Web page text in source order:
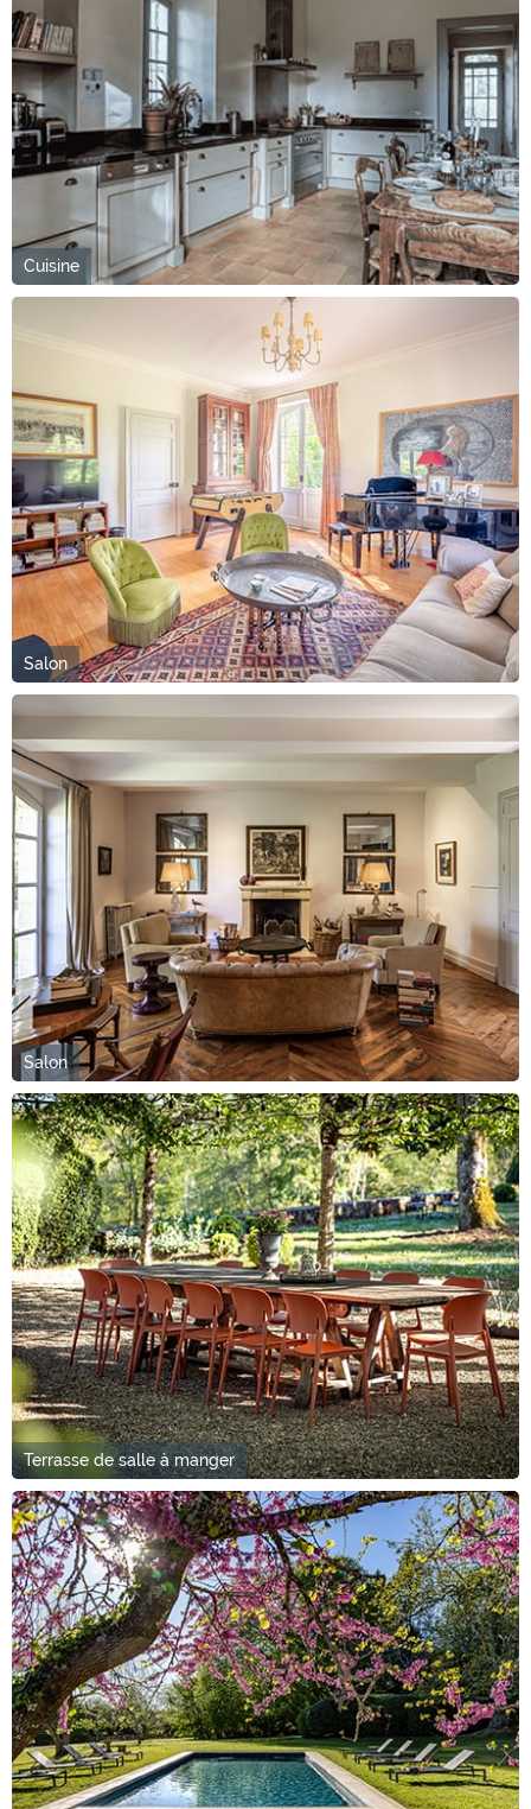
Cuisine
Salon
Salon
Terrasse de salle à manger